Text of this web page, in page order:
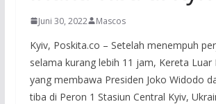
Juni 30, 2022 Mascos
Kyiv, Poskita.co – Setelah menempuh
selama kurang lebih 11 jam, Kereta Luar
yang membawa Presiden Joko Widodo
tiba di Peron 1 Stasiun Central Kyiv,